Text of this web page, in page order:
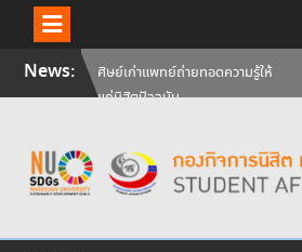
SkipNews:
วันคล้ายวันสถาปนามหาวิทยาลัย
นเรศวร ครบรอบ 36 ปี 29
สัมภาษณ์นิสิตเพื่อพิจารณาเข้ารับ
ทุนการศึกษามหาวิทยาลัยนเรศวร
ประจำปีการศึกษา 256
แก่นิสิตปัจจุบัน